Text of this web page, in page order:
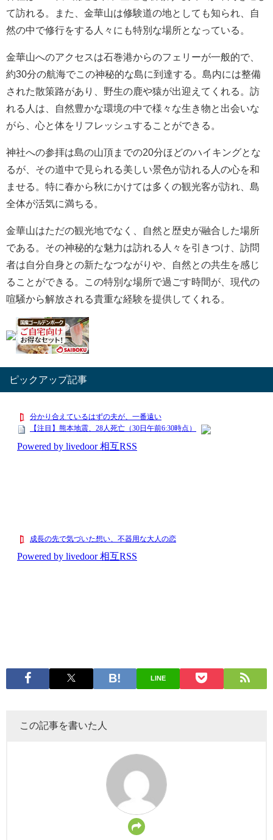
て訪れる。また、金華山は修験道の地としても知られ、自
然の中で修行をする人々にも特別な場所となっている。
金華山へのアクセスは石巻港からのフェリーが一般的で、
約30分の航海でこの神秘的な島に到達する。島内には整備
された散策路があり、野生の鹿や猿が出迎えてくれる。訪
れる人は、自然豊かな環境の中で様々な生き物と出会いな
がら、心と体をリフレッシュすることができる。
神社への参拝は島の山頂までの20分ほどのハイキングとな
るが、その道中で見られる美しい景色が訪れる人の心を和
ませる。特に春から秋にかけては多くの観光客が訪れ、島
全体が活気に満ちる。
金華山はただの観光地でなく、自然と歴史が融合した場所
である。その神秘的な魅力は訪れる人々を引きつけ、訪問
者は自分自身との新たなつながりや、自然との共生を感じ
ることができる。この特別な場所で過ごす時間が、現代の
喧騒から解放される貴重な経験を提供してくれる。
ピックアップ記事
LINE
この記事を書いた人